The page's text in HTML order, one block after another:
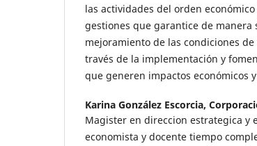
las actividades del orden
gestiones que garantice de manera
mejoramiento de las condiciones
través de la implementación y
que generen impactos económicos
Karina González Escorcia,
Magister en direccion estrategica y
economista y docente tiempo